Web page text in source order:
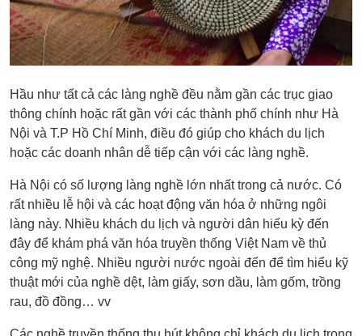
Hầu như tất cả các làng nghề đều nằm gần các trục giao
thông chính hoặc rất gần với các thành phố chính như Hà
Nội và T.P Hồ Chí Minh, điều đó giúp cho khách du lịch
hoặc các doanh nhân dễ tiếp cận với các làng nghề.
Hà Nội có số lượng làng nghề lớn nhất trong cả nước. Có
rất nhiều lễ hội và các hoạt động văn hóa ở những ngôi
làng này. Nhiều khách du lịch và người dân hiếu kỳ đến
đây để khám phá văn hóa truyền thống Việt Nam về thủ
công mỹ nghệ. Nhiều người nước ngoài đến để tìm hiểu kỹ
thuật mới của nghề dệt, làm giấy, sơn dầu, làm gốm, trồng
rau, đồ đồng… vv